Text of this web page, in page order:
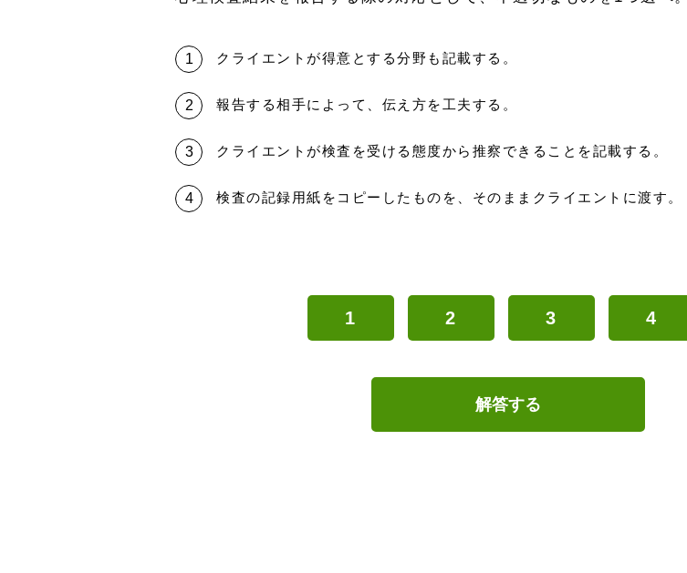
クライエントが得意とする分野も記載する。
報告する相手によって、伝え方を工夫する。
クライエントが検査を受ける態度から推察できることを記載する。
検査の記録用紙をコピーしたものを、そのままクライエントに渡す。
1 2 3 4
解答する